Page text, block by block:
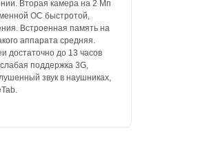
Вторая камера на 2 Мп
ОС быстротой,
Встроенная память на
аппарата средняя.
достаточно до 13 часов
поддержка 3G,
звук в наушниках,